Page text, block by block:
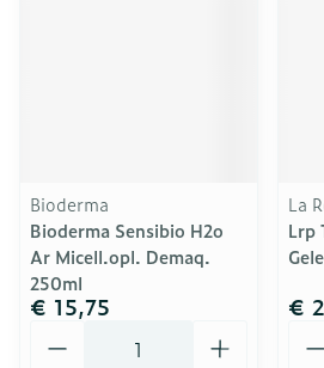
Bioderma
Bioderma Sensibio H2o
Ar Micell.opl. Demaq.
250ml
€ 15,75
La
Lrp
€